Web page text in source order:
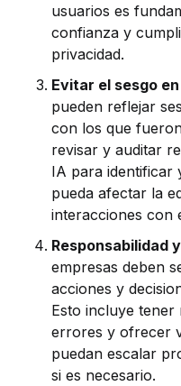
usuarios es
confianza y
privacidad.
Evitar el sesgo en
pueden reflejar
con los que
revisar y auditar
IA para identificar
pueda afectar la
interacciones con
Responsabilidad
empresas deben
acciones y
Esto incluye
errores y ofrecer
puedan escalar
si es necesario.